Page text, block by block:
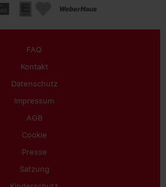
FAQ
Kontakt
Datenschutz
Impressum
AGB
Cookie
Presse
Satzung